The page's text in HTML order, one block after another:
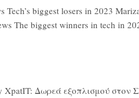
biggest losers in 2023
The biggest winners in tech in
Δωρεά εξοπλισμού